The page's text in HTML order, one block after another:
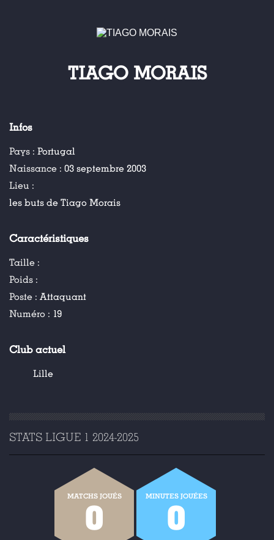
TIAGO MORAIS
Infos
Pays : Portugal
Naissance : 03 septembre 2003
Lieu :
les buts de Tiago Morais
Caractéristiques
Taille :
Poids :
Poste : Attaquant
Numéro : 19
Club actuel
Lille
STATS LIGUE 1 2024-2025
MATCHS JOUÉS
0
MINUTES JOUÉES
0